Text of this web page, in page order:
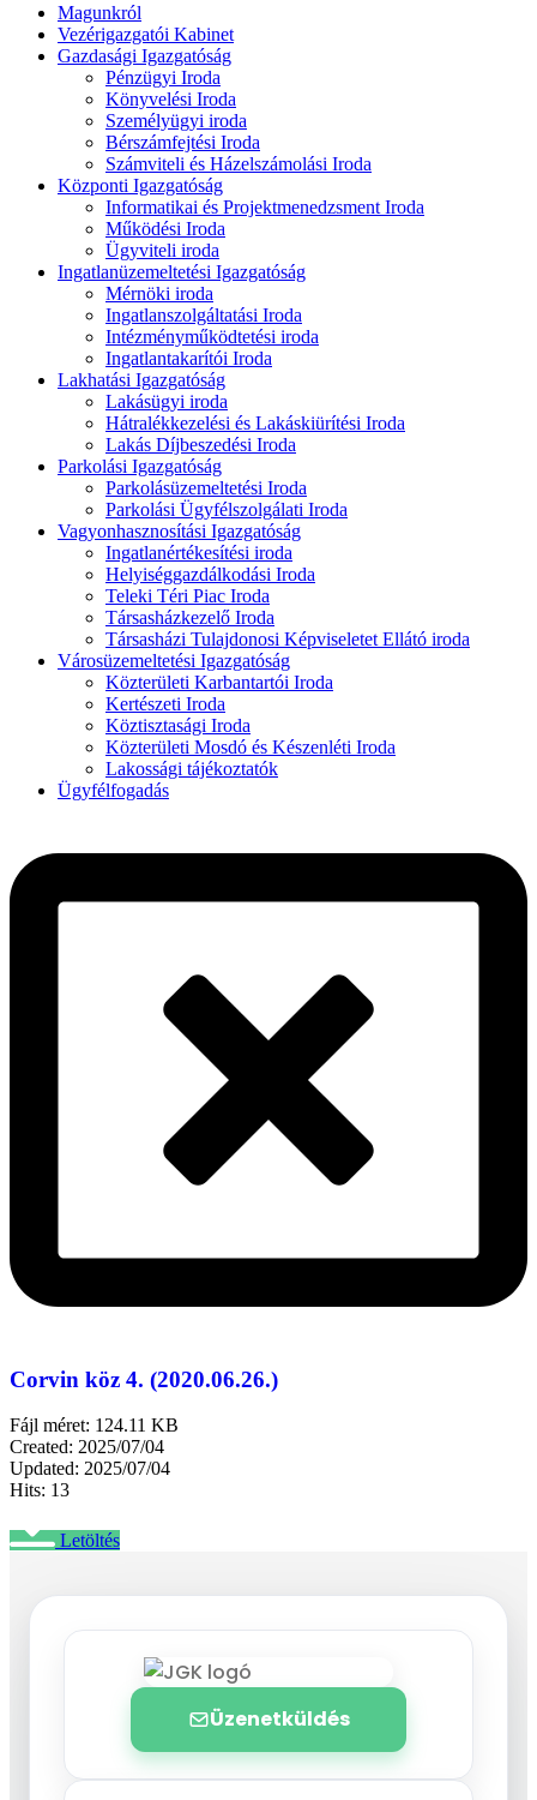
Magunkról
Vezérigazgatói Kabinet
Gazdasági Igazgatóság
Pénzügyi Iroda
Könyvelési Iroda
Személyügyi iroda
Bérszámfejtési Iroda
Számviteli és Házelszámolási Iroda
Központi Igazgatóság
Informatikai és Projektmenedzsment Iroda
Működési Iroda
Ügyviteli iroda
Ingatlanüzemeltetési Igazgatóság
Mérnöki iroda
Ingatlanszolgáltatási Iroda
Intézményműködtetési iroda
Ingatlantakarítói Iroda
Lakhatási Igazgatóság
Lakásügyi iroda
Hátralékkezelési és Lakáskiürítési Iroda
Lakás Díjbeszedési Iroda
Parkolási Igazgatóság
Parkolásüzemeltetési Iroda
Parkolási Ügyfélszolgálati Iroda
Vagyonhasznosítási Igazgatóság
Ingatlanértékesítési iroda
Helyiséggazdálkodási Iroda
Teleki Téri Piac Iroda
Társasházkezelő Iroda
Társasházi Tulajdonosi Képviseletet Ellátó iroda
Városüzemeltetési Igazgatóság
Közterületi Karbantartói Iroda
Kertészeti Iroda
Köztisztasági Iroda
Közterületi Mosdó és Készenléti Iroda
Lakossági tájékoztatók
Ügyfélfogadás
Corvin köz 4. (2020.06.26.)
Fájl méret: 124.11 KB
Created: 2025/07/04
Updated: 2025/07/04
Hits: 13
Letöltés
Üzenetküldés